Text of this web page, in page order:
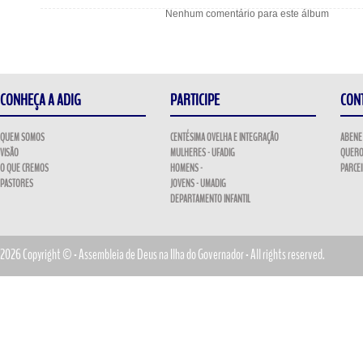
Nenhum comentário para este álbum
CONHEÇA A ADIG
QUEM SOMOS
VISÃO
O QUE CREMOS
PASTORES
PARTICIPE
CENTÉSIMA OVELHA E INTEGRAÇÃO
MULHERES - UFADIG
HOMENS -
JOVENS - UMADIG
DEPARTAMENTO INFANTIL
ABENE
2026 Copyright © - Assembleia de Deus na Ilha do Governador - All rights reserved.